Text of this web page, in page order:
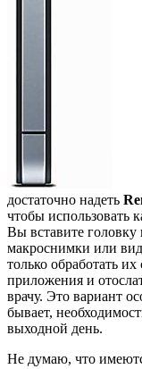
достаточно надеть
чтобы использовать
Вы вставите головку
макроснимки или
только обработать
приложения и
врачу. Это вариант
бывает,
выходной день.
Не думаю, что